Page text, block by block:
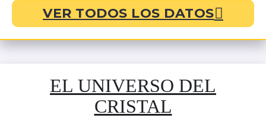
VER TODOS LOS DATOS
EL UNIVERSO DEL
CRISTAL